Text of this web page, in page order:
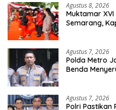
Agustus 8, 2026
Muktamar
Semarang,
Agustus 7, 2026
Polda Metro
Benda
Agustus 7, 2026
Polri Pastikan